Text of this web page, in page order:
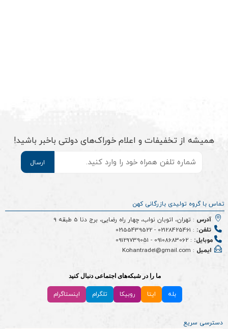
همیشه از تخفیفات و اعلام خوراک‌های دولتی باخبر باشید!
تماس با گروه تولیدی بازرگانی کهن
آدرس : تهران، اتوبان نواب، چهار راه رضایی، برج دنا 5 طبقه 9
تلفن: :
02128425461
-
02155439522
موبایل: :
09108683062
-
09129739051
ایمیل : Kohantrade1@gmail.com
ما را در شبکه‌های اجتماعی دنبال کنید
بله ایتا روبیکا تلگرام اینستاگرام
دسترسی سریع